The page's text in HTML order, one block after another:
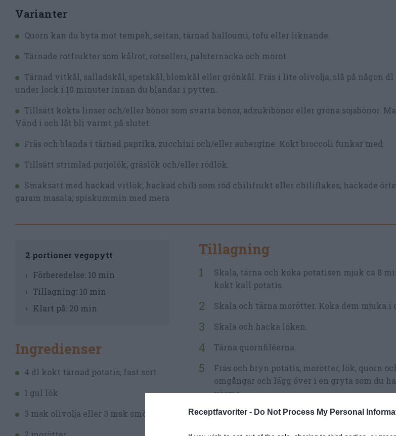
Receptfavoriter - Do Not Process My Personal
Varianter
Quorn kan du byta mot tempeh, seitan, tärnad halloumi, tofu eller liknande.
Tärnade rotfrukter som kålrot, rotselleri, palsternacka och morot.
Tärnad vitkål, salladskål, spetskål, blomkål eller grönkål. Fräs i lite olivolja, slå på någon
under lock i 10 minuter innan du blandar i pytten.
Tillsätt kokta linser och/eller bönor som svarta bönor, adzukibönor eller gröna sojabönor.
Vänd i och låt bli varmt på slutet.
Fräs och blanda i tärnad paprika, zucchini och/eller aubergine. Kokt broccoli funkar med.
Tillsätt strimlad purjolök, gräslök och/eller rödlök.
Smaksätt med hackad vitlök; hackad chili som röd chilifrukt eller chiliflakes; hackade
garam masala; spiskummin med mera
2 portioner vegopytt
Förberedelse: 10 min
Tillagning: 10 min
Klart på: 20 min
Ingredienser
4 dl kokt tärnad potatis, fast sort
1 gul lök
3 msk olivolja eller 3 msk smör
Tillagning
Skala, tärna och koka potatisen mjuk ca 8
kokt kall potatis.
Skala och tärna morötter. Koka dem mjuka i
Skala och hacka löken.
Tärna quornfiléerna.
Fräs och bryn potatis, morötter, lök, quorn
omgångar och lägg över i en gryta som du
värme.
Smaka av vegopytten med salt och peppar